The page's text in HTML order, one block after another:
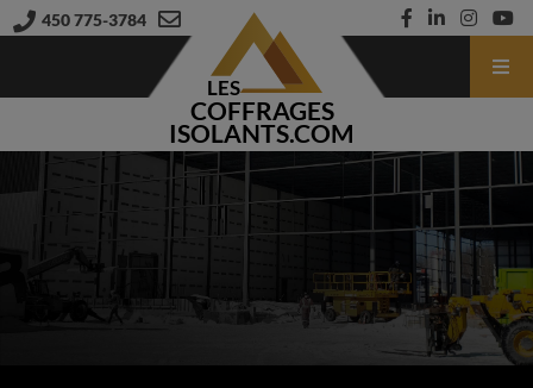
450 775-3784
LES
COFFRAGES
ISOLANTS.COM